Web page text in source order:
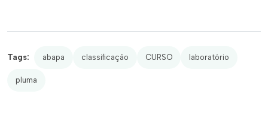
Tags: abapa classificação CURSO laboratório
pluma